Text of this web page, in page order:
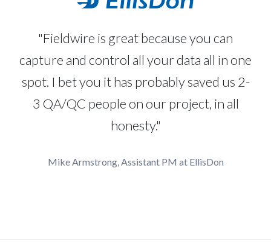
"Fieldwire is great because you can
capture and control all your data all in one
spot. I bet you it has probably saved us 2-
3 QA/QC people on our project, in all
honesty."
Mike Armstrong, Assistant PM at EllisDon